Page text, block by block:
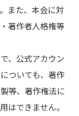
また、本会に対
著作者人格権等
、公式アカウン
ついても、著作
等、著作権法に
はできません。